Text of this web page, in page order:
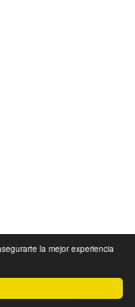
la mejor experiencia